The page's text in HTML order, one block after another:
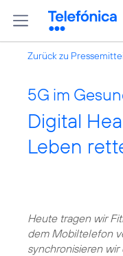
Zurück zu
5G im
Digital
Leben
Heute tragen wir
dem Mobiltelefon
synchronisieren